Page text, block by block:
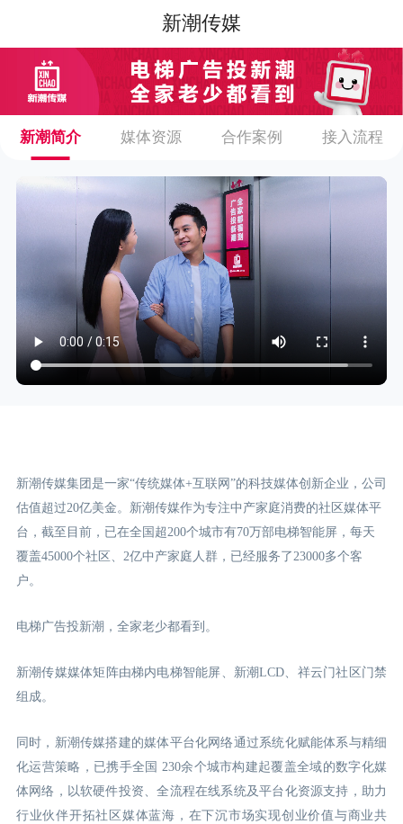
新潮传媒
新潮简介 媒体资源 合作案例 接入流程
新潮传媒集团是一家“传统媒体+互联网”的科技媒体创新企业，公司
估值超过20亿美金。新潮传媒作为专注中产家庭消费的社区媒体平
台，截至目前，已在全国超200个城市有70万部电梯智能屏，每天
覆盖45000个社区、2亿中产家庭人群，已经服务了23000多个客
户。
电梯广告投新潮，全家老少都看到。
新潮传媒媒体矩阵由梯内电梯智能屏、新潮LCD、祥云门社区门禁
组成。
同时，新潮传媒搭建的媒体平台化网络通过系统化赋能体系与精细
化运营策略，已携手全国 230余个城市构建起覆盖全域的数字化媒
体网络，以软硬件投资、全流程在线系统及平台化资源支持，助力
行业伙伴开拓社区媒体蓝海，在下沉市场实现创业价值与商业共